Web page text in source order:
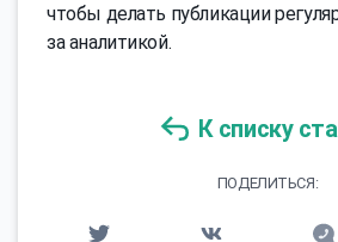
чтобы делать публикации
за аналитикой.
К списку
ПОДЕЛИТЬСЯ: